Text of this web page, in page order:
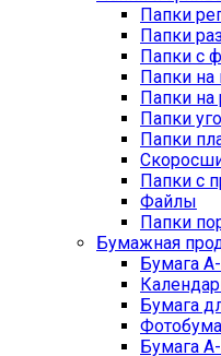
Папки
Папки
Папки с
Папки на
Папки на
Папки
Папки
Папки с
Файлы
Папки
Бумажная
Бумага
Бумага
Бумага